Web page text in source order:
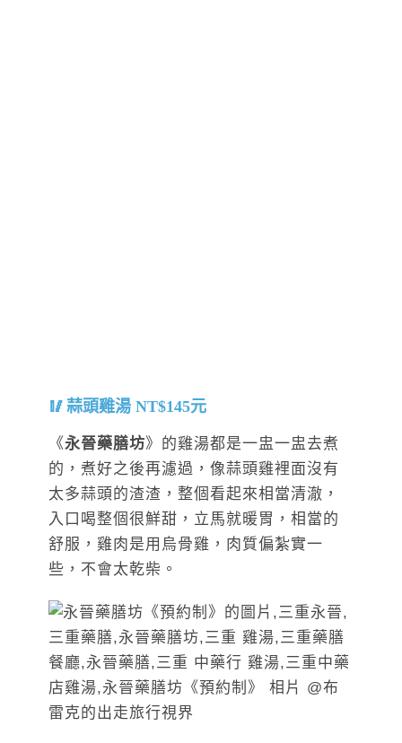
蒜頭雞湯 NT$145元
《永晉藥膳坊》的雞湯都是一盅一盅去煮
的，煮好之後再濾過，像蒜頭雞裡面沒有
太多蒜頭的渣渣，整個看起來相當清澈，
入口喝整個很鮮甜，立馬就暖胃，相當的
舒服，雞肉是用烏骨雞，肉質偏紮實一
些，不會太乾柴。